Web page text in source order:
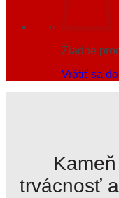
Žiadne
Vrátiť sa
Kameň
trvácnosť